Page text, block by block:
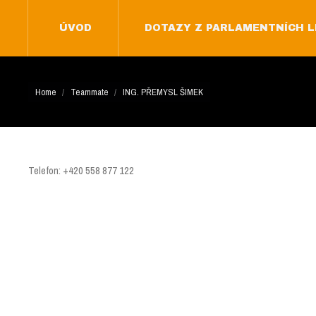
ÚVOD DOTAZY Z PARLAMENTNÍCH
You are here:
Home Teammate ING. PŘEMYSL ŠIMEK
Telefon: +420 558 877 122
ÚVOD DOTAZY Z PARLAMENTNÍCH